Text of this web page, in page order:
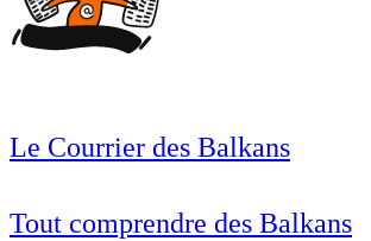
Le Courrier des Balkans
Tout comprendre des Balkans